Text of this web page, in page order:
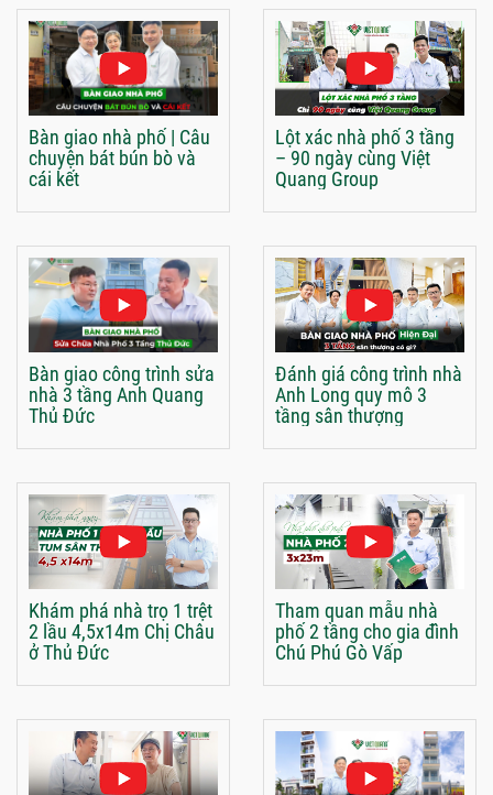
Bàn giao nhà phố | Câu
chuyện bát bún bò và
cái kết
Lột xác nhà phố 3 tầng
– 90 ngày cùng Việt
Quang Group
Bàn giao công trình sửa
nhà 3 tầng Anh Quang
Thủ Đức
Đánh giá công trình nhà
Anh Long quy mô 3
tầng sân thượng
Khám phá nhà trọ 1 trệt
2 lầu 4,5x14m Chị Châu
ở Thủ Đức
Tham quan mẫu nhà
phố 2 tầng cho gia đình
Chú Phú Gò Vấp